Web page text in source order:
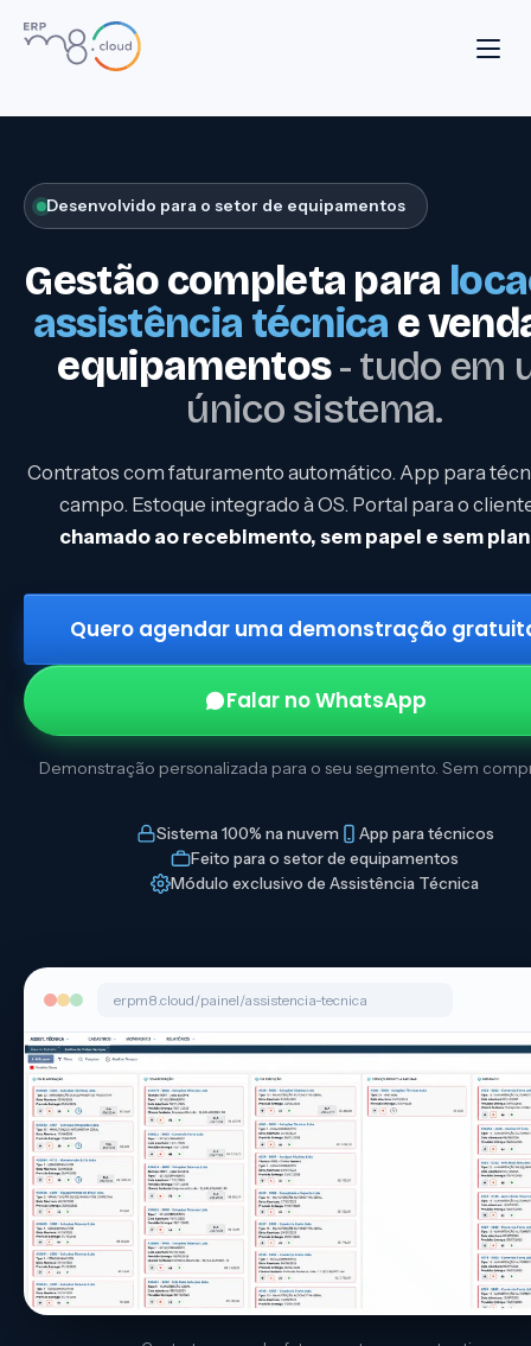
Desenvolvido para o setor de equipamentos
Gestão completa para
assistência técnicae
equipamentos- tudo em
único sistema.
Contratos com faturamento automático. App para
campo. Estoque integrado à OS. Portal para o
chamado ao recebimento, sem papel e sem
Quero agendar uma demonstração
Falar no WhatsApp
Demonstração personalizada para o seu segmento. Sem
Sistema 100% na nuvem
App para técnicos
Feito para o setor de equipamentos
Módulo exclusivo de Assistência Técnica
erpm8.cloud/painel/assistencia-tecnica